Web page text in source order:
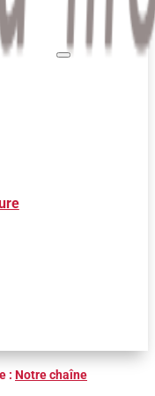
: Notre chaîne